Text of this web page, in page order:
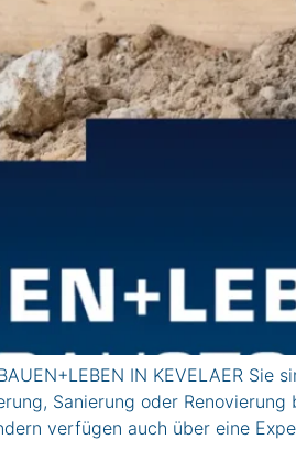
IN KEVELAER
Sanierung oder
verfügen auch über eine